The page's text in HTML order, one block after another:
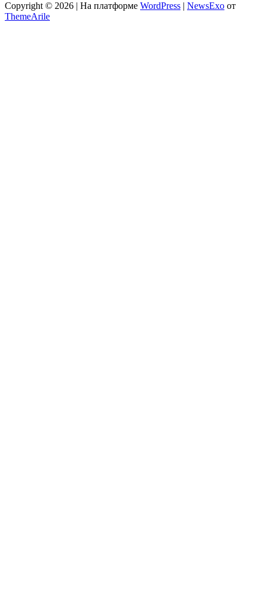
Copyright © 2026 | На платформе WordPress | NewsExo от
ThemeArile